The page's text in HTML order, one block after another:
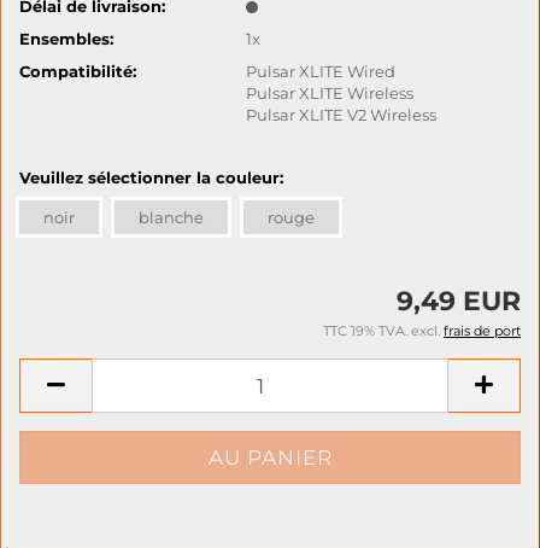
Délai de livraison:
Ensembles:
1x
Compatibilité:
Pulsar XLITE Wired
Pulsar XLITE Wireless
Pulsar XLITE V2 Wireless
Veuillez sélectionner la couleur:
noir blanche rouge
9,49 EUR
TTC 19% TVA. excl. frais de port